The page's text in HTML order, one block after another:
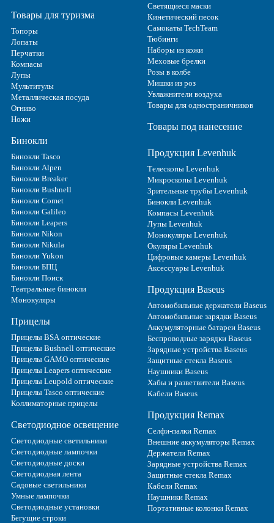
Товары для туризма
Топоры
Лопаты
Перчатки
Компасы
Лупы
Мультитулы
Металлическая посуда
Огниво
Ножи
Бинокли
Бинокли Tasco
Бинокли Alpen
Бинокли Breaker
Бинокли Bushnell
Бинокли Comet
Бинокли Galileo
Бинокли Leapers
Бинокли Nikon
Бинокли Nikula
Бинокли Yukon
Бинокли БПЦ
Бинокли Поиск
Театральные бинокли
Монокуляры
Прицелы
Прицелы BSA оптические
Прицелы Bushnell оптические
Прицелы GAMO оптические
Прицелы Leapers оптические
Прицелы Leupold оптические
Прицелы Tasco оптические
Коллиматорные прицелы
Светодиодное освещение
Светодиодные светильники
Светодиодные лампочки
Светодиодные доски
Светодиодная лента
Садовые светильники
Умные лампочки
Светодиодные установки
Бегущие строки
Светящиеся маски
Кинетический песок
Самокаты TechTeam
Тюбинги
Наборы из кожи
Меховые брелки
Розы в колбе
Мишки из роз
Увлажнители воздуха
Товары для одностраничников
Товары под нанесение
Продукция Levenhuk
Телескопы Levenhuk
Микроскопы Levenhuk
Зрительные трубы Levenhuk
Бинокли Levenhuk
Компасы Levenhuk
Лупы Levenhuk
Монокуляры Levenhuk
Окуляры Levenhuk
Цифровые камеры Levenhuk
Аксессуары Levenhuk
Продукция Baseus
Автомобильные держатели Baseus
Автомобильные зарядки Baseus
Аккумуляторные батареи Baseus
Беспроводные зарядки Baseus
Зарядные устройства Baseus
Защитные стекла Baseus
Наушники Baseus
Хабы и разветвители Baseus
Кабели Baseus
Продукция Remax
Селфи-палки Remax
Внешние аккумуляторы Remax
Держатели Remax
Зарядные устройства Remax
Защитные стекла Remax
Кабели Remax
Наушники Remax
Портативные колонки Remax